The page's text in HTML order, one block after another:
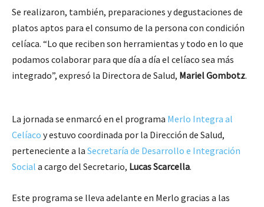
Se realizaron, también, preparaciones y degustaciones de
platos aptos para el consumo de la persona con condición
celíaca. “Lo que reciben son herramientas y todo en lo que
podamos colaborar para que día a día el celíaco sea más
integrado”, expresó la Directora de Salud, Mariel Gombotz.
La jornada se enmarcó en el programa Merlo Integra al
Celíaco y estuvo coordinada por la Dirección de Salud,
perteneciente a la Secretaría de Desarrollo e Integración
Social a cargo del Secretario, Lucas Scarcella.
Este programa se lleva adelante en Merlo gracias a las